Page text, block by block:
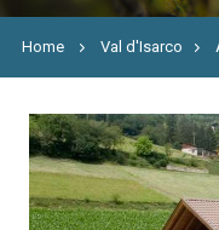
Home Val d'Isarco